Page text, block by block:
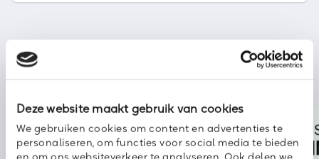
Deze website maakt gebruik van cookies
We gebruiken cookies om content en advertenties te
personaliseren, om functies voor social media te bieden
en om ons websiteverkeer te analyseren. Ook delen we